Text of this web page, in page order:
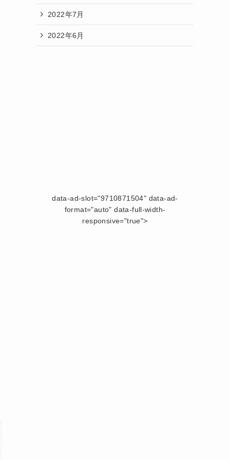
2022年7月
2022年6月
data-ad-slot="9710871504" data-ad-
format="auto" data-full-width-
responsive="true">